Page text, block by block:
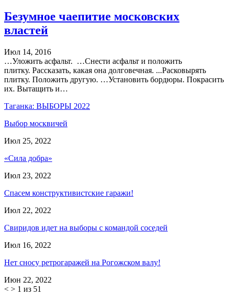
Безумное чаепитие московских
властей
Июл 14, 2016
…Уложить асфальт. …Снести асфальт и положить
плитку. Рассказать, какая она долговечная. ...Расковырять
плитку. Положить другую. …Установить бордюры. Покрасить
их. Вытащить и…
Таганка: ВЫБОРЫ 2022
Выбор москвичей
Июл 25, 2022
«Сила добра»
Июл 23, 2022
Спасем конструктивистские гаражи!
Июл 22, 2022
Свиридов идет на выборы с командой соседей
Июл 16, 2022
Нет сносу ретрогаражей на Рогожском валу!
Июн 22, 2022
< > 1 из 51